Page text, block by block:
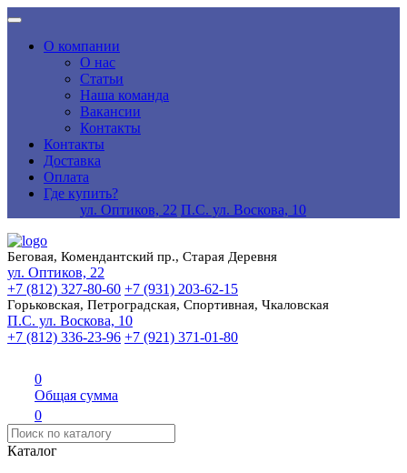
О компании
О нас
Статьи
Наша команда
Вакансии
Контакты
Контакты
Доставка
Оплата
Где купить?
ул. Оптиков, 22 П.С. ул. Воскова, 10
Беговая, Комендантский пр., Старая Деревня
ул. Оптиков, 22
+7 (812) 327-80-60 +7 (931) 203-62-15
Горьковская, Петроградская, Спортивная, Чкаловская
П.С. ул. Воскова, 10
+7 (812) 336-23-96 +7 (921) 371-01-80
0
Общая сумма
0
Каталог